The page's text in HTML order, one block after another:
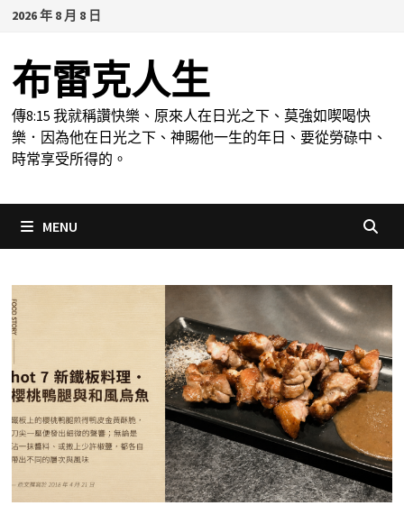
Skip
content
2026 年 8 月 8 日
布雷克人生
傳8:15 我就稱讚快樂、原來人在日光之下、莫強如喫喝快
樂．因為他在日光之下、神賜他一生的年日、要從勞碌中、
時常享受所得的。
MENU